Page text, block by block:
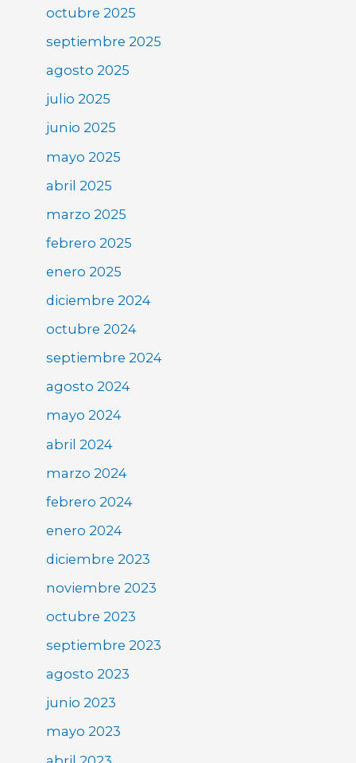
octubre 2025
septiembre 2025
agosto 2025
julio 2025
junio 2025
mayo 2025
abril 2025
marzo 2025
febrero 2025
enero 2025
diciembre 2024
octubre 2024
septiembre 2024
agosto 2024
mayo 2024
abril 2024
marzo 2024
febrero 2024
enero 2024
diciembre 2023
noviembre 2023
octubre 2023
septiembre 2023
agosto 2023
junio 2023
mayo 2023